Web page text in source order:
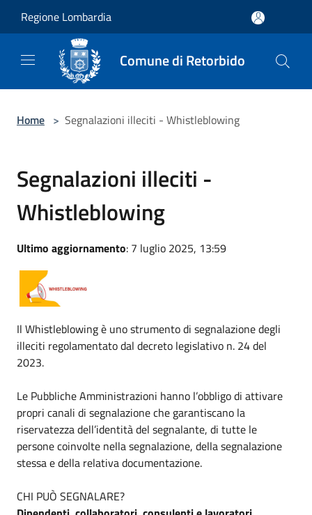
Regione Lombardia
Comune di Retorbido
Home > Segnalazioni illeciti - Whistleblowing
Segnalazioni illeciti -
Whistleblowing
Ultimo aggiornamento: 7 luglio 2025, 13:59
Il Whistleblowing è uno strumento di segnalazione degli
illeciti regolamentato dal decreto legislativo n. 24 del
2023.
Le Pubbliche Amministrazioni hanno l’obbligo di attivare
propri canali di segnalazione che garantiscano la
riservatezza dell’identità del segnalante, di tutte le
persone coinvolte nella segnalazione, della segnalazione
stessa e della relativa documentazione.
CHI PUÒ SEGNALARE?